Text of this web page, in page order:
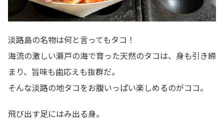
淡路島の名物は何と言ってもタコ！
海流の激しい瀬戸の海で育った天然のタコは、身も引き締
まり、旨味も歯応えも抜群だ。
そんな淡路の地タコをお腹いっぱい楽しめるのがココ。
飛び出す足にはみ出る身。